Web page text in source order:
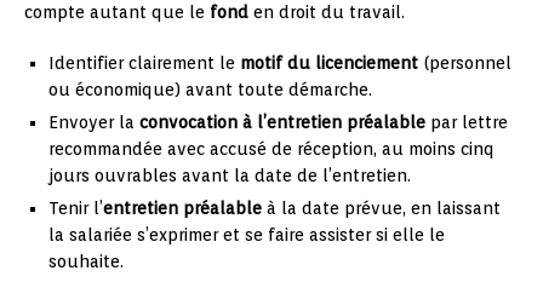
compte autant que le fond en droit du travail.
Identifier clairement le motif du licenciement (personnel
ou économique) avant toute démarche.
Envoyer la convocation à l’entretien préalable par lettre
recommandée avec accusé de réception, au moins cinq
jours ouvrables avant la date de l’entretien.
Tenir l’entretien préalable à la date prévue, en laissant
la salariée s’exprimer et se faire assister si elle le
souhaite.